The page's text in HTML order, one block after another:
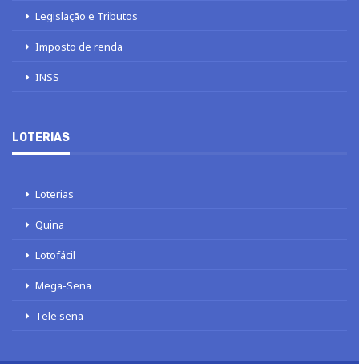
Legislação e Tributos
Imposto de renda
INSS
LOTERIAS
Loterias
Quina
Lotofácil
Mega-Sena
Tele sena